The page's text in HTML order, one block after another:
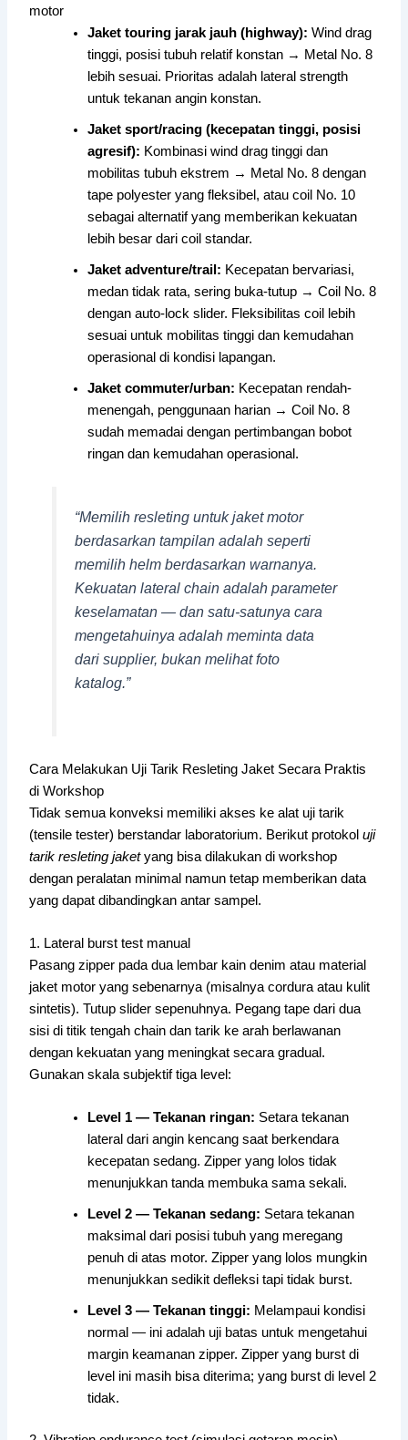
motor
Jaket touring jarak jauh (highway): Wind drag
tinggi, posisi tubuh relatif konstan → Metal No. 8
lebih sesuai. Prioritas adalah lateral strength
untuk tekanan angin konstan.
Jaket sport/racing (kecepatan tinggi, posisi
agresif): Kombinasi wind drag tinggi dan
mobilitas tubuh ekstrem → Metal No. 8 dengan
tape polyester yang fleksibel, atau coil No. 10
sebagai alternatif yang memberikan kekuatan
lebih besar dari coil standar.
Jaket adventure/trail: Kecepatan bervariasi,
medan tidak rata, sering buka-tutup → Coil No. 8
dengan auto-lock slider. Fleksibilitas coil lebih
sesuai untuk mobilitas tinggi dan kemudahan
operasional di kondisi lapangan.
Jaket commuter/urban: Kecepatan rendah-
menengah, penggunaan harian → Coil No. 8
sudah memadai dengan pertimbangan bobot
ringan dan kemudahan operasional.
“Memilih resleting untuk jaket motor
berdasarkan tampilan adalah seperti
memilih helm berdasarkan warnanya.
Kekuatan lateral chain adalah parameter
keselamatan — dan satu-satunya cara
mengetahuinya adalah meminta data
dari supplier, bukan melihat foto
katalog.”
Cara Melakukan Uji Tarik Resleting Jaket Secara Praktis
di Workshop
Tidak semua konveksi memiliki akses ke alat uji tarik
(tensile tester) berstandar laboratorium. Berikut protokoluji
tarik resleting jaketyang bisa dilakukan di workshop
dengan peralatan minimal namun tetap memberikan data
yang dapat dibandingkan antar sampel.
1. Lateral burst test manual
Pasang zipper pada dua lembar kain denim atau material
jaket motor yang sebenarnya (misalnya cordura atau kulit
sintetis). Tutup slider sepenuhnya. Pegang tape dari dua
sisi di titik tengah chain dan tarik ke arah berlawanan
dengan kekuatan yang meningkat secara gradual.
Gunakan skala subjektif tiga level:
Level 1 — Tekanan ringan: Setara tekanan
lateral dari angin kencang saat berkendara
kecepatan sedang. Zipper yang lolos tidak
menunjukkan tanda membuka sama sekali.
Level 2 — Tekanan sedang: Setara tekanan
maksimal dari posisi tubuh yang meregang
penuh di atas motor. Zipper yang lolos mungkin
menunjukkan sedikit defleksi tapi tidak burst.
Level 3 — Tekanan tinggi: Melampaui kondisi
normal — ini adalah uji batas untuk mengetahui
margin keamanan zipper. Zipper yang burst di
level ini masih bisa diterima; yang burst di level 2
tidak.